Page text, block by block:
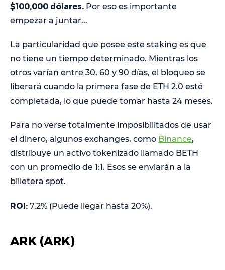
$100,000 dólares. Por eso es importante
empezar a juntar...
La particularidad que posee este staking es que
no tiene un tiempo determinado. Mientras los
otros varían entre 30, 60 y 90 días, el bloqueo se
liberará cuando la primera fase de ETH 2.0 esté
completada, lo que puede tomar hasta 24 meses.
Para no verse totalmente imposibilitados de usar
el dinero, algunos exchanges, como Binance,
distribuye un activo tokenizado llamado BETH
con un promedio de 1:1. Esos se enviarán a la
billetera spot.
ROI: 7.2% (Puede llegar hasta 20%).
ARK (ARK)